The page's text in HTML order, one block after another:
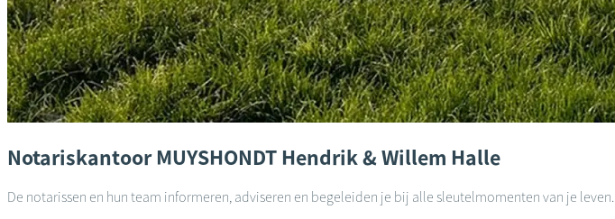
Notariskantoor MUYSHONDT Hendrik & Willem Halle
De notarissen en hun team informeren, adviseren en begeleiden je bij alle sleutelmomenten van je leven.